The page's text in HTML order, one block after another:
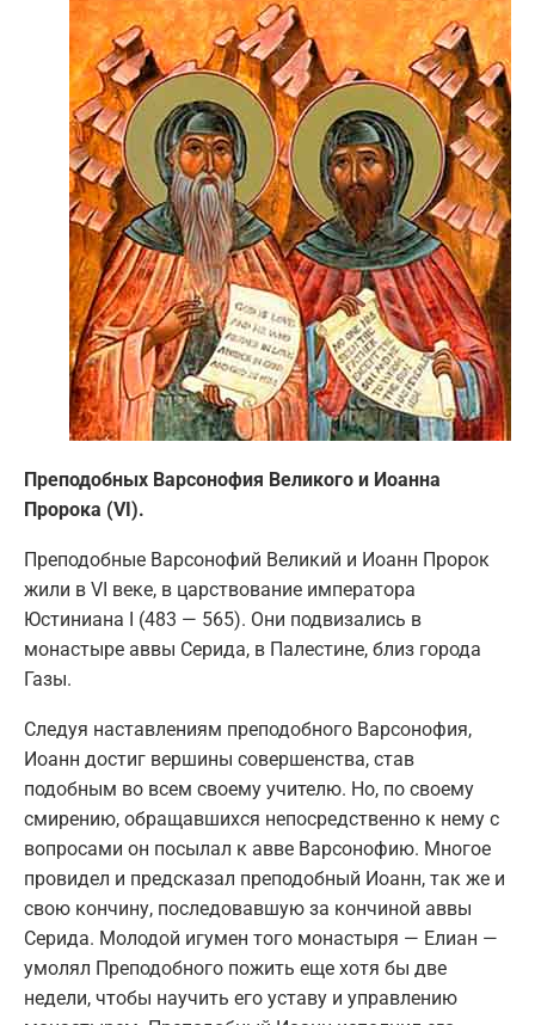
Преподобных Варсонофия Великого и Иоанна
Пророка (VI).
Преподобные Варсонофий Великий и Иоанн Пророк
жили в VI веке, в царствование императора
Юстиниана I (483 — 565). Они подвизались в
монастыре аввы Серида, в Палестине, близ города
Газы.
Следуя наставлениям преподобного Варсонофия,
Иоанн достиг вершины совершенства, став
подобным во всем своему учителю. Но, по своему
смирению, обращавшихся непосредственно к нему с
вопросами он посылал к авве Варсонофию. Многое
провидел и предсказал преподобный Иоанн, так же и
свою кончину, последовавшую за кончиной аввы
Серида. Молодой игумен того монастыря — Елиан —
умолял Преподобного пожить еще хотя бы две
недели, чтобы научить его уставу и управлению